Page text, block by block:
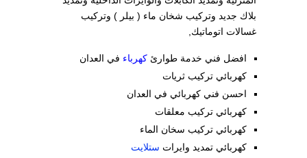
بلاك جديد وتركيب شخان ماء ( بيلر ) وتركيب
غسالات اتوماتيك,
افضل فني خدمة طوارئ كهرباء في العدان
كهربائي تركيب ثريات
احسن فني كهربائي في العدان
كهربائي تركيب معلقات
كهربائي تركيب سخان الماء
كهربائي تمديد وايرات ستلايت